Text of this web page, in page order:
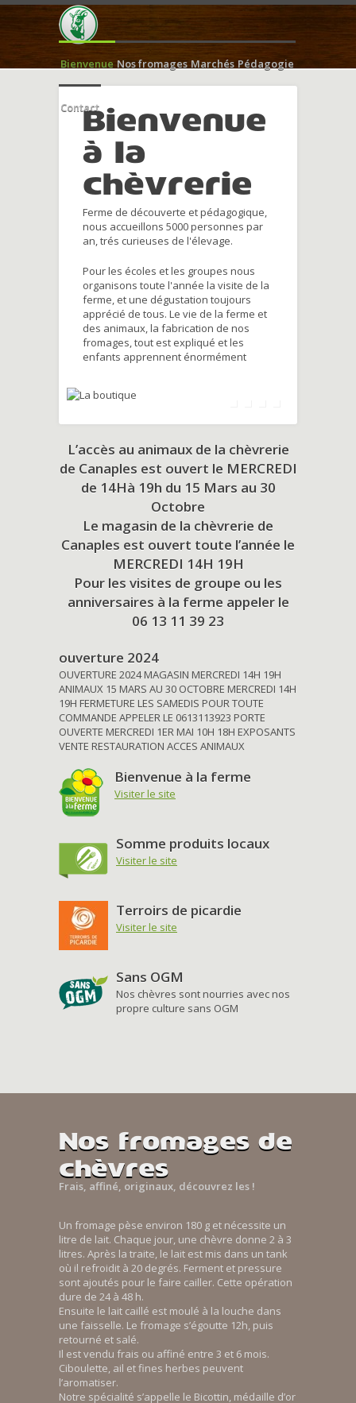
Bienvenue Nos fromages Marchés Pédagogie
ContactBienvenue
à la
chèvrerie
Ferme de découverte et pédagogique,
nous accueillons 5000 personnes par
an, trés curieuses de l'élevage.
Pour les écoles et les groupes nous
organisons toute l'année la visite de la
ferme, et une dégustation toujours
apprécié de tous. Le vie de la ferme et
des animaux, la fabrication de nos
fromages, tout est expliqué et les
enfants apprennent énormément
L’accès au animaux de la chèvrerie
de Canaples est ouvert le MERCREDI
de 14Hà 19h du 15 Mars au 30
Octobre
Le magasin de la chèvrerie de
Canaples est ouvert toute l’année le
MERCREDI 14H 19H
Pour les visites de groupe ou les
anniversaires à la ferme appeler le
06 13 11 39 23
ouverture 2024
OUVERTURE 2024 MAGASIN MERCREDI 14H 19H
ANIMAUX 15 MARS AU 30 OCTOBRE MERCREDI 14H
19H FERMETURE LES SAMEDIS POUR TOUTE
COMMANDE APPELER LE 0613113923 PORTE
OUVERTE MERCREDI 1ER MAI 10H 18H EXPOSANTS
VENTE RESTAURATION ACCES ANIMAUX
Bienvenue à la ferme
Visiter le site
Somme produits locaux
Visiter le site
Terroirs de picardie
Visiter le site
Sans OGM
Nos chèvres sont nourries avec nos
propre culture sans OGM
Nos fromages de
chèvres
Frais, affiné, originaux, découvrez les !
Un fromage pèse environ 180 g et nécessite un
litre de lait. Chaque jour, une chèvre donne 2 à 3
litres. Après la traite, le lait est mis dans un tank
où il refroidit à 20 degrés. Ferment et pressure
sont ajoutés pour le faire cailler. Cette opération
dure de 24 à 48 h.
Ensuite le lait caillé est moulé à la louche dans
une faisselle. Le fromage s’égoutte 12h, puis
retourné et salé.
Il est vendu frais ou affiné entre 3 et 6 mois.
Ciboulette, ail et fines herbes peuvent
l’aromatiser.
Notre spécialité s’appelle le Bicottin, médaille d’or